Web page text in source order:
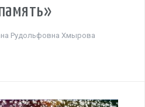
Рудольфовна Хмырова